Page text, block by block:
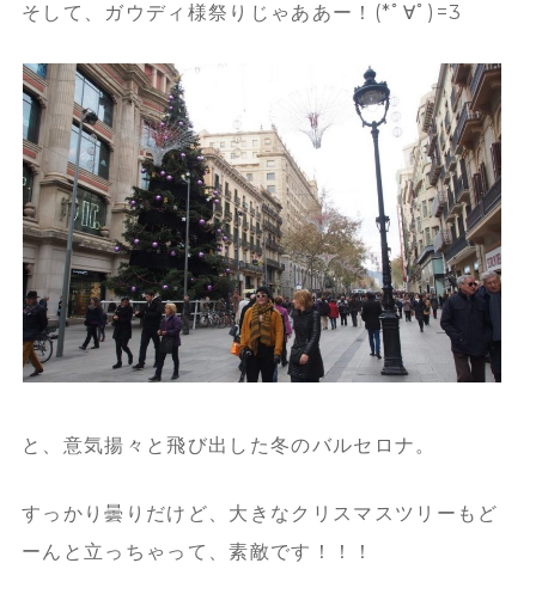
そして、ガウディ様祭りじゃああー！(*ﾟ∀ﾟ)=3
と、意気揚々と飛び出した冬のバルセロナ。
すっかり曇りだけど、大きなクリスマスツリーもど
ーんと立っちゃって、素敵です！！！